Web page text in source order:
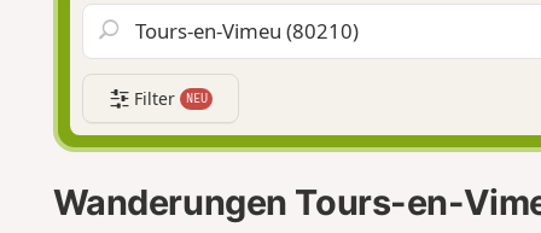
Filter NEU
Wanderungen Tours-en-